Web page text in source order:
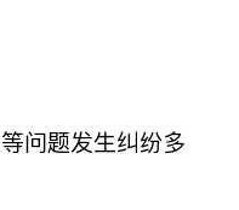
问题发生纠纷多